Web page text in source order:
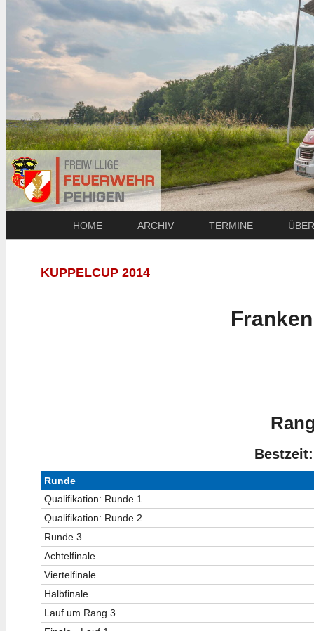
HOME ARCHIV TERMINE
KUPPELCUP 2014
Runde
Qualifikation: Runde 1
Qualifikation: Runde 2
Runde 3
Achtelfinale
Viertelfinale
Halbfinale
Lauf um Rang 3